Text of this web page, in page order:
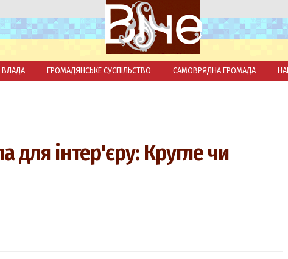
ВЛАДА ГРОМАДЯНСЬКЕ СУСПІЛЬСТВО САМОВРЯДНА ГРОМАДА
для інтер'єру: Кругле чи